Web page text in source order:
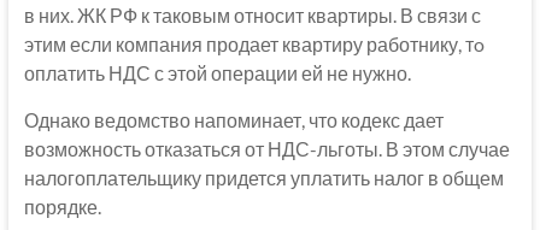
в них. ЖК РФ к таковым относит квартиры. В связи с
этим если компания продает квартиру работнику, тo
оплатить НДС с этой операции ей не нужно.
Однако ведомство напоминает, что кодекс дает
возможность отказаться от НДС-льготы. В этом случае
налогоплательщику придется уплатить налог в общем
порядке.